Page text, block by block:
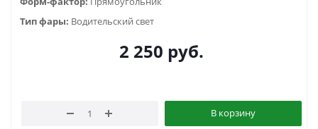
Тип фары: Водительский свет
2 250 руб.
В корзину